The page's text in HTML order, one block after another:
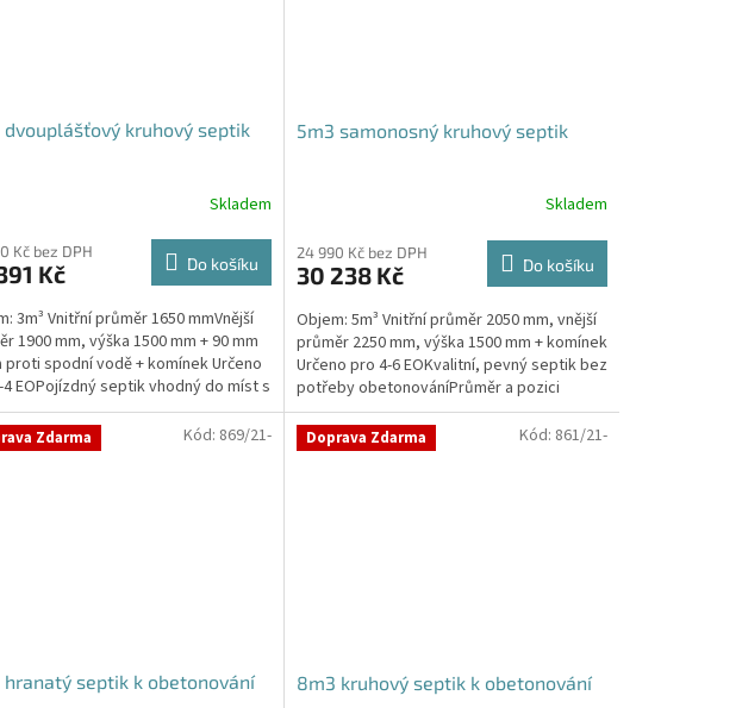
dvouplášťový kruhový septik
Skladem
Kč bez DPH
Kč Do košíku
3m³ Vnitřní průměr 1650 mmVnější
1900 mm, výška 1500 mm + 90 mm
proti spodní vodě + komínek Určeno
EOPojízdný septik vhodný do míst s
5m3 samonosný kruhový septik
Skladem
24 990 Kč bez DPH
30 238 Kč Do košíku
Objem: 5m³ Vnitřní průměr 2050 mm, vnější
průměr 2250 mm, výška 1500 mm + komínek
Určeno pro 4-6 EOKvalitní, pevný septik bez
potřeby obetonováníPrůměr a pozici
přítoku a odtoku...
Zdarma
hranatý septik k obetonování
Kód: 869/21- Doprava Zdarma
8m3 kruhový septik k obetonování
Kód: 861/21-